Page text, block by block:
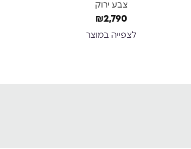
צבע ירוק⁩
₪2,790
לצפייה במוצר